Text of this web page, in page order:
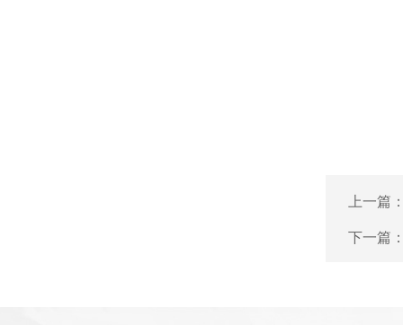
上一篇
下一篇